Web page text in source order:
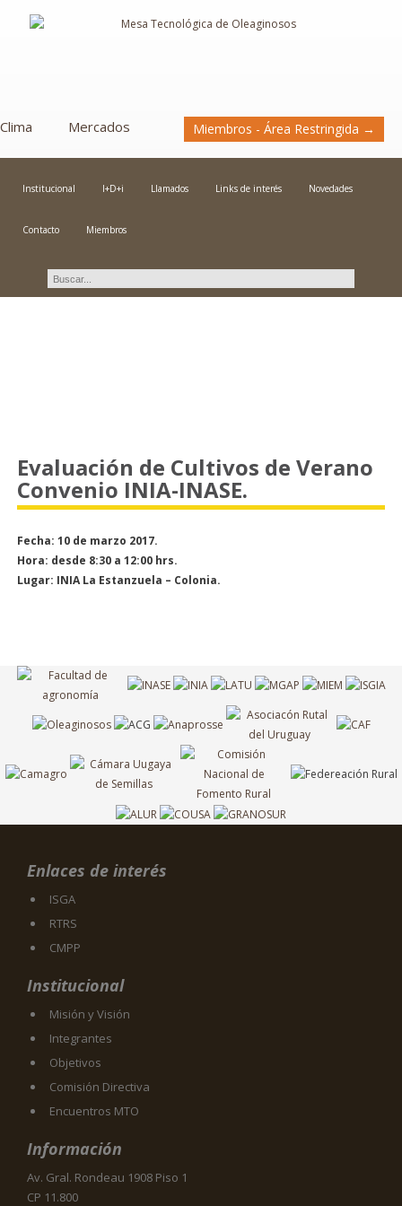
Clima Mercados Miembros - Área Restringida →
Institucional I+D+i Llamados Links de interés Novedades
Contacto Miembros
Evaluación de Cultivos de Verano
Convenio INIA-INASE.
Fecha: 10 de marzo 2017.
Hora: desde 8:30 a 12:00 hrs.
Lugar: INIA La Estanzuela – Colonia.
Enlaces de interés
ISGA
RTRS
CMPP
Institucional
Misión y Visión
Integrantes
Objetivos
Comisión Directiva
Encuentros MTO
Información
Av. Gral. Rondeau 1908 Piso 1
CP 11.800